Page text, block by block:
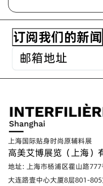
上海国际贴身时尚原辅料展
高美艾博展览（上海）
地址: 上海市杨浦区霍山路777
大连路壹中心大厦8层801-